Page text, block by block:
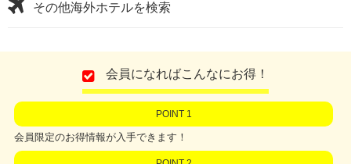
その他海外ホテルを検索
会員になればこんなにお得！
POINT 1
会員限定のお得情報が入手できます！